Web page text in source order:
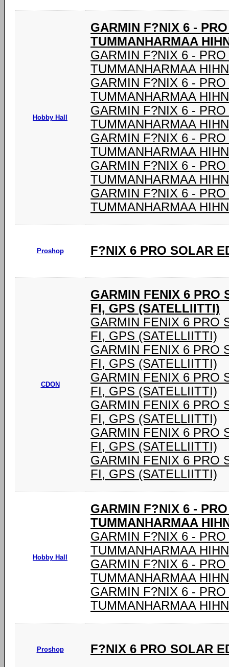
Hobby Hall
GARMIN F?NIX 6 -
TUMMANHARMAA
GARMIN F?NIX 6 -
TUMMANHARMAA
GARMIN F?NIX 6 -
TUMMANHARMAA
GARMIN F?NIX 6 -
TUMMANHARMAA
GARMIN F?NIX 6 -
TUMMANHARMAA
GARMIN F?NIX 6 -
TUMMANHARMAA
GARMIN F?NIX 6 -
TUMMANHARMAA
Proshop F?NIX 6 PRO SOLAR
CDON
GARMIN FENIX 6 PRO
FI, GPS (SATELLIITTI)
GARMIN FENIX 6 PRO
FI, GPS (SATELLIITTI)
GARMIN FENIX 6 PRO
FI, GPS (SATELLIITTI)
GARMIN FENIX 6 PRO
FI, GPS (SATELLIITTI)
GARMIN FENIX 6 PRO
FI, GPS (SATELLIITTI)
GARMIN FENIX 6 PRO
FI, GPS (SATELLIITTI)
GARMIN FENIX 6 PRO
FI, GPS (SATELLIITTI)
Hobby Hall
GARMIN F?NIX 6 -
TUMMANHARMAA
GARMIN F?NIX 6 -
TUMMANHARMAA
GARMIN F?NIX 6 -
TUMMANHARMAA
GARMIN F?NIX 6 -
TUMMANHARMAA
Proshop F?NIX 6 PRO SOLAR